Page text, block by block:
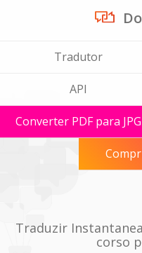
Tradutor
API
Converter PDF para JPG
Traduzir
corso